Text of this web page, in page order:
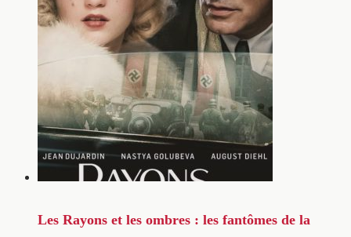
Les Rayons et les ombres : les fantômes de la